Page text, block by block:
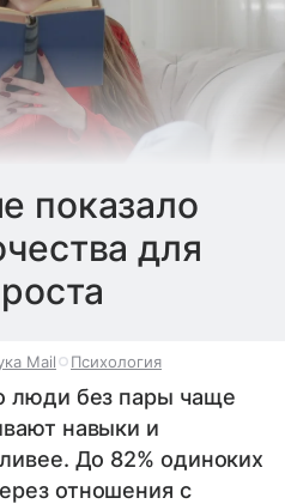
показало
для
Mail Психология
люди без пары чаще
навыки и
До 82% одиноких
отношения с